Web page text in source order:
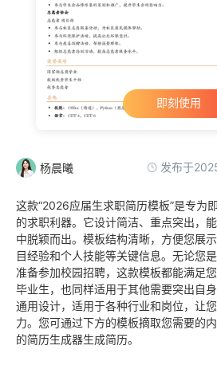
即刻使用
杨晨曦 发布于
这款“2026应届生求职简历模板”是专为
的求职利器。它设计简洁、重点突出，
中脱颖而出。模板结构清晰，方便您展
目经验和个人技能等关键信息。无论您
准备参加校园招聘，这款模板都能满足
毕业生，也同样适用于其他需要突出自
通用设计，适用于各种行业和岗位，让
力。您可通过下方的模板摘取您需要的
的简历生成器生成简历。